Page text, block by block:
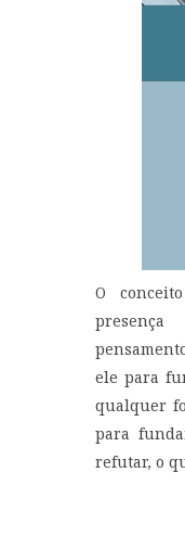
O
ele para
qualquer
para
refutar, o